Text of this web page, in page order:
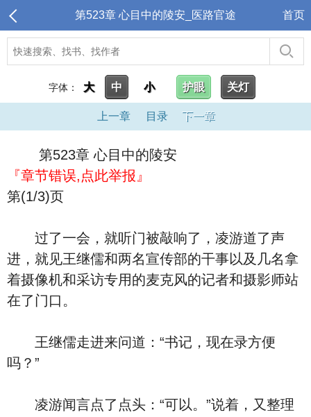
第523章 心目中的陵安_医路官途 首页
字体： 大 中 小 护眼 关灯
上一章 目录 下一章
第523章 心目中的陵安
『章节错误,点此举报』
第(1/3)页
过了一会，就听门被敲响了，凌游道了声
进，就见王继儒和两名宣传部的干事以及几名拿
着摄像机和采访专用的麦克风的记者和摄影师站
在了门口。
王继儒走进来问道：“书记，现在录方便
吗？”
凌游闻言点了点头：“可以。”说着，又整理